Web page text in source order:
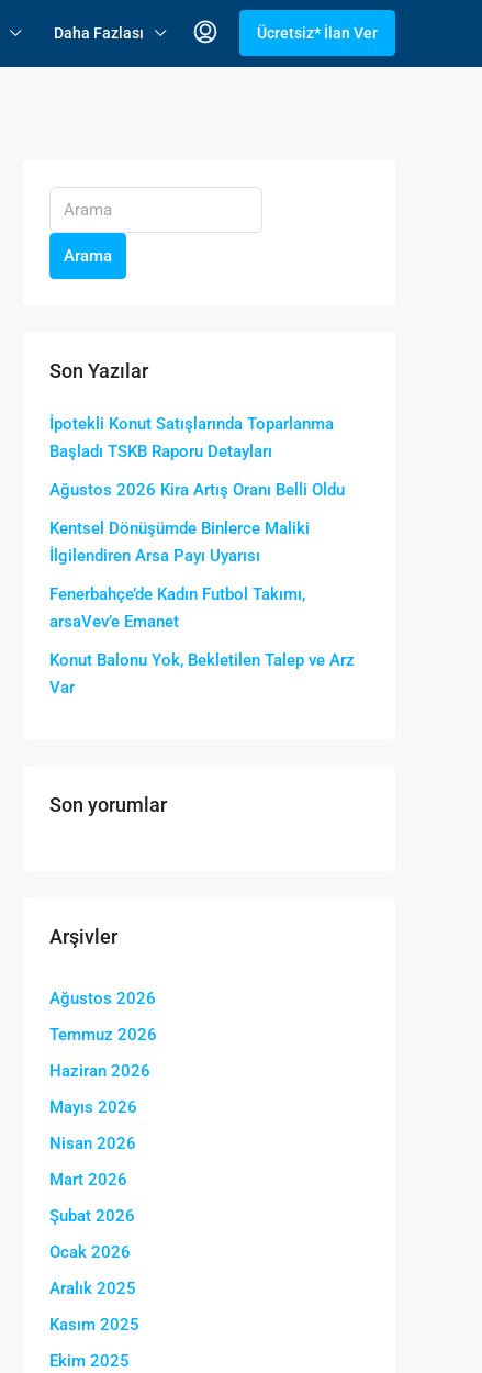
Daha Fazlası Ücretsiz* İlan Ver
Arama
Son Yazılar
İpotekli Konut Satışlarında Toparlanma
Başladı TSKB Raporu Detayları
Ağustos 2026 Kira Artış Oranı Belli Oldu
Kentsel Dönüşümde Binlerce Maliki
İlgilendiren Arsa Payı Uyarısı
Fenerbahçe’de Kadın Futbol Takımı,
arsaVev’e Emanet
Konut Balonu Yok, Bekletilen Talep ve Arz
Var
Son yorumlar
Arşivler
Ağustos 2026
Temmuz 2026
Haziran 2026
Mayıs 2026
Nisan 2026
Mart 2026
Şubat 2026
Ocak 2026
Aralık 2025
Kasım 2025
Ekim 2025